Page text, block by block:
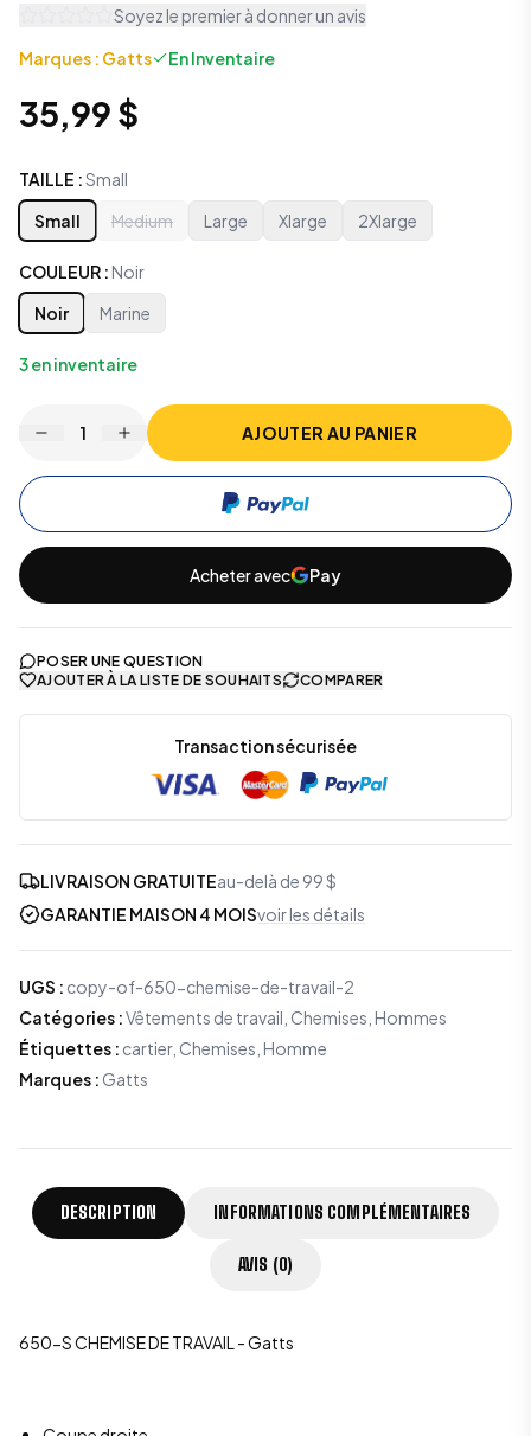
Soyez le premier à donner un avis
Marques : Gatts En Inventaire
35,99 $
TAILLE :Small
Small
Medium Large Xlarge 2Xlarge
COULEUR : Noir
Noir
Marine
3en inventaire
1 AJOUTER AU PANIER
Acheter avec Pay
POSER UNE QUESTION
AJOUTER À LA LISTE DE SOUHAITS
COMPARER
Transaction sécurisée
LIVRAISON GRATUITEau-delà de 99 $
GARANTIE MAISON 4 MOISvoir les détails
UGS : copy-of-650-chemise-de-travail-2
Catégories :Vêtements de travail Chemises Hommes
Étiquettes : cartier, Chemises, Homme
Marques : Gatts
DESCRIPTION INFORMATIONS COMPLÉMENTAIRES
AVIS (0)
650-S CHEMISE DE TRAVAIL - Gatts